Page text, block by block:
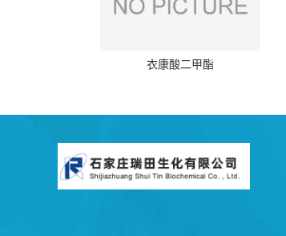
衣康酸二甲酯